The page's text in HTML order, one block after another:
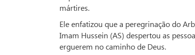
mártires.
Ele enfatizou que a peregrinação do
Imam Hussein (AS) despertou as
erguerem no caminho de Deus.